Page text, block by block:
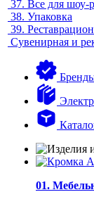
37. Все для шоу-
38. Упаковка
39.
Сувенирная и
01.